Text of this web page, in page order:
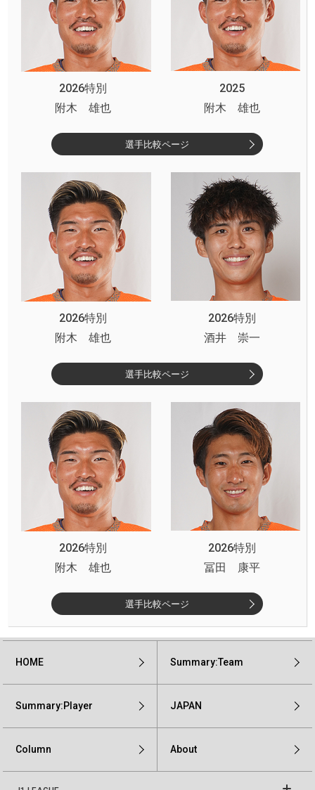
2026特別
2025
附木 雄也
附木 雄也
選手比較ページ
2026特別
2026特別
附木 雄也
酒井 崇一
選手比較ページ
2026特別
2026特別
附木 雄也
冨田 康平
選手比較ページ
HOME Summary:Team
Summary:Player JAPAN
Column About